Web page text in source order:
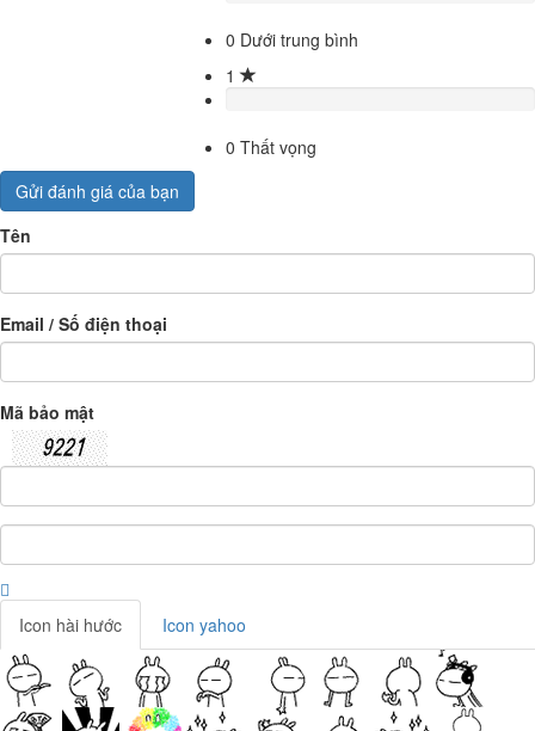
0 Dưới trung bình
1
0 Thất vọng
Gửi đánh giá của bạn
Tên
Email / Số điện thoại
Mã bảo mật
Icon hài hước Icon yahoo